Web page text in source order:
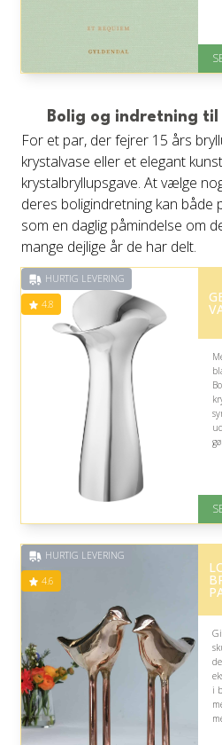
Bolig og indretning
For et par, der fejrer 15 års
krystalvase eller et elegant
krystalbryllupsgave. At vælge
deres boligindretning kan både
som en daglig påmindelse om
mange dejlige år de har delt.
HURTIG LEVERING
4.8
HURTIG LEVERING
4.6
i